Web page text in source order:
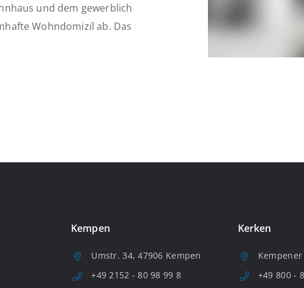
und dem gewerblich
Wohndomizil ab. Das
Kempen
Umstr. 34, 47906 Kempen
+49 2152 - 80 98 99 8
Kerken
+49 800 -